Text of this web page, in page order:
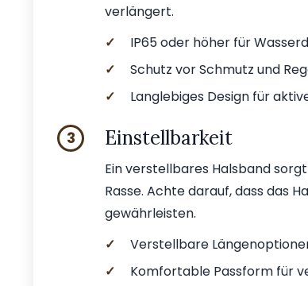
verlängert.
✓
IP65 oder höher für
✓
Schutz vor Schmutz und
✓
Langlebiges Design für
3 Einstellbarkeit
Ein verstellbares Halsband
Rasse. Achte darauf, dass das
gewährleisten.
✓
Verstellbare
✓
Komfortable Passform für